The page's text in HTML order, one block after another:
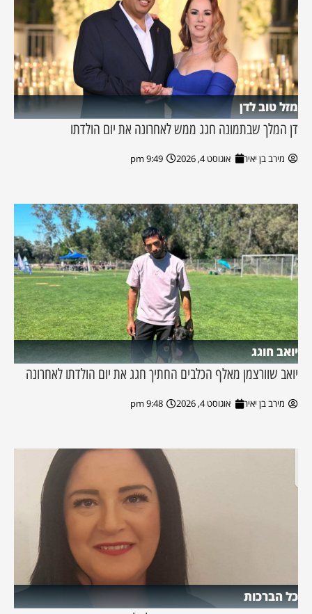
מזל טוב לדן
דן המלך שבתמונה חגג ממש לאחרונה את יום הולדתו
מירב בן יאיר אוגוסט 4, 2026 9:49 pm
יואב חוגג
יואב שוורצמן מאלף הכלבים החתיך חגג את יום הולדתו לאחרונה
מירב בן יאיר אוגוסט 4, 2026 9:48 pm
כל הברכות